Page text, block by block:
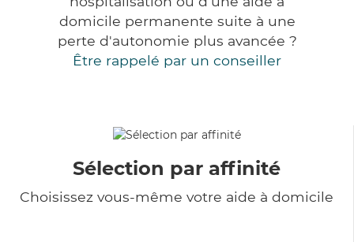
domicile permanente suite à une
perte d'autonomie plus avancée ?
Être rappelé par un conseiller
Sélection par affinité
Choisissez vous-même votre aide à domicile